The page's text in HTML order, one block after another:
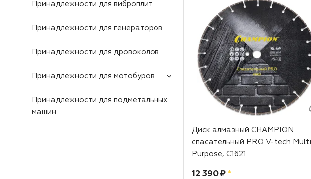
Принадлежности для виброплит
Принадлежности для генераторов
Принадлежности для дровоколов
Принадлежности для мотобуров
Принадлежности для подметальных
машин
Диск алмазный CHAMPION
спасательный PRO V-tech Multi
Purpose, С1621
Цена:
12 390 ₽ рублей
*